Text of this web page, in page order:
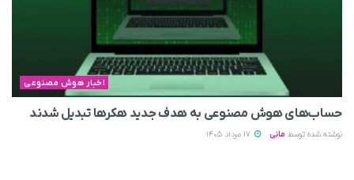
اخبار هوش مصنوعی
حساب‌های هوش مصنوعی به هدف جدید هکرها تبدیل شدند
نوشته شده توسط مانی 17 مرداد 1405